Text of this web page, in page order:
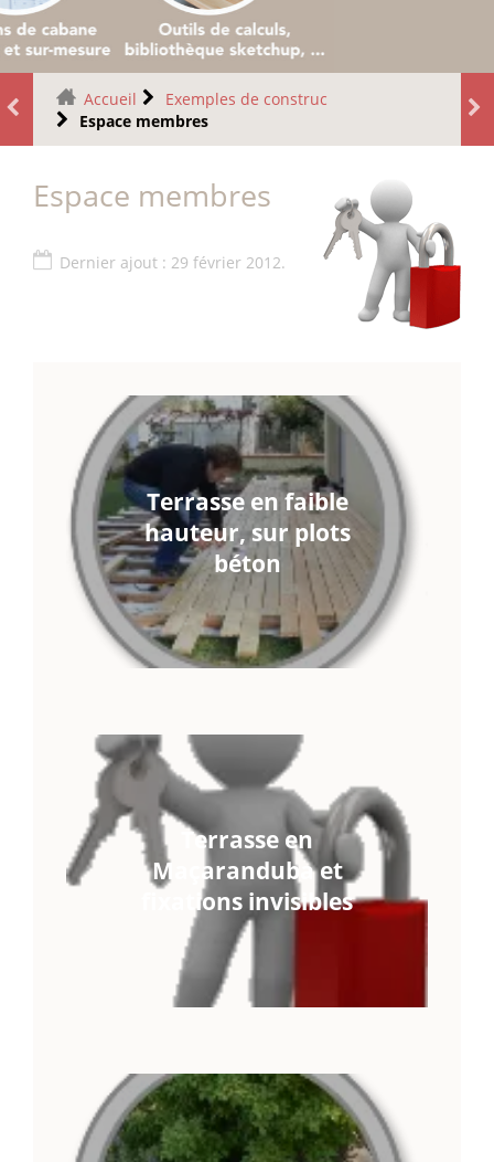
Accueil
Exemples de construc
Espace membres
Espace membres
Dernier ajout : 29 février 2012.
Terrasse en faible
hauteur, sur plots
béton
Terrasse en
Maçaranduba et
fixations invisibles